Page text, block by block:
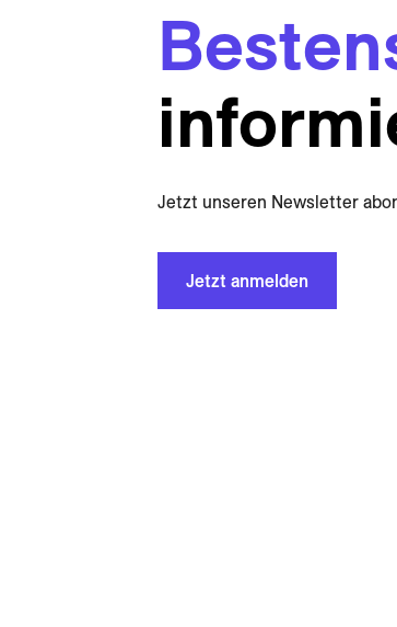
Jetzt unseren Newsletter
Jetzt anmelden